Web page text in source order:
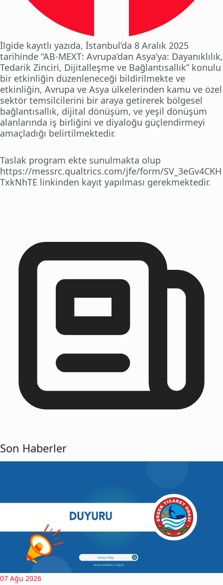
İlgide kayıtlı yazıda, İstanbul’da 8 Aralık 2025
tarihinde “AB-MEXT: Avrupa’dan Asya’ya: Dayanıklılık,
Tedarik Zinciri, Dijitalleşme ve Bağlantısallık” konulu
bir etkinliğin düzenleneceği bildirilmekte ve
etkinliğin, Avrupa ve Asya ülkelerinden kamu ve özel
sektör temsilcilerini bir araya getirerek bölgesel
bağlantısallık, dijital dönüşüm, ve yeşil dönüşüm
alanlarında iş birliğini ve diyaloğu güçlendirmeyi
amaçladığı belirtilmektedir.
Taslak program ekte sunulmakta olup
https://messrc.qualtrics.com/jfe/form/SV_3eGv4CKH
TxkNhTE linkinden kayıt yapılması gerekmektedir.
Son Haberler
07 Ağu 2026